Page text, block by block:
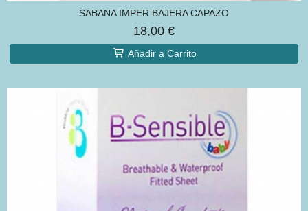
SABANA IMPER BAJERA CAPAZO
18,00 €
Añadir a Carrito